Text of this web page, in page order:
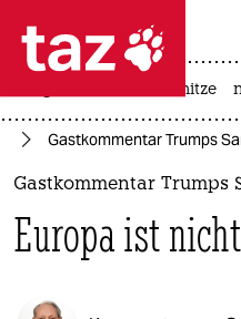
 taz
taz zahl
politik
öko
hitze
Gastkommentar Trumps
Gastkommentar Trumps
Europa ist